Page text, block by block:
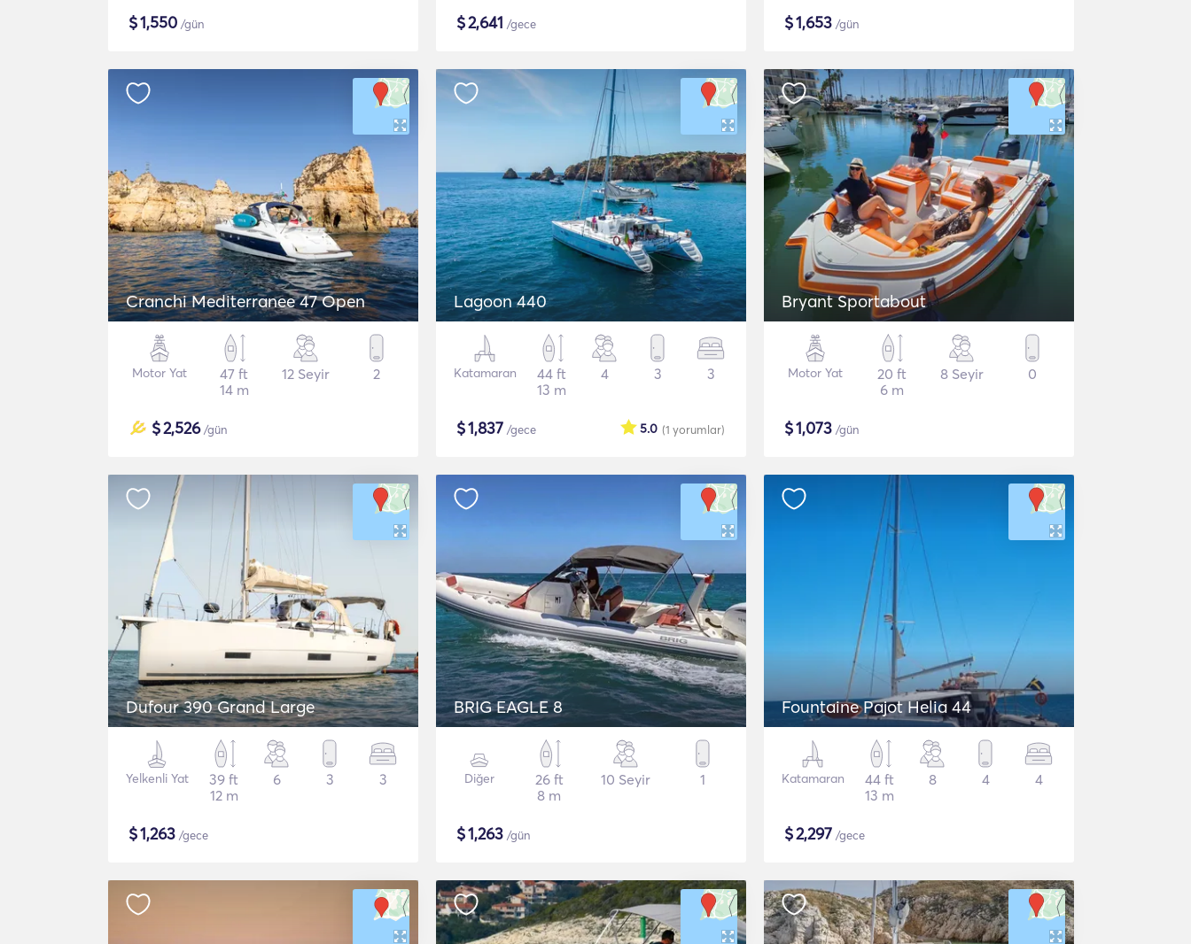
$1,550 /gün $2,641 /gece $1,653 /gün
Cranchi Mediterranee 47 Open
Motor Yat
47 ft
14 m
12 Seyir 2
$2,526/gün
Lagoon 440
Katamaran
44 ft
13 m
4 3 3
$1,837 /gece (1 yorumlar)
5.0
Bryant Sportabout
Motor Yat
20 ft
6 m
8 Seyir 0
$1,073 /gün
Dufour 390 Grand Large
Yelkenli Yat
39 ft
12 m
6 3 3
$1,263 /gece
BRIG EAGLE 8
Diğer
26 ft
8 m
10 Seyir 1
$1,263 /gün
Fountaine Pajot Helia 44
Katamaran
44 ft
13 m
8 4 4
$2,297 /gece